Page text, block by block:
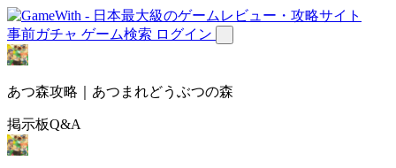
事前ガチャ ゲーム検索 ログイン
あつ森攻略｜あつまれどうぶつの森
掲示板Q&A